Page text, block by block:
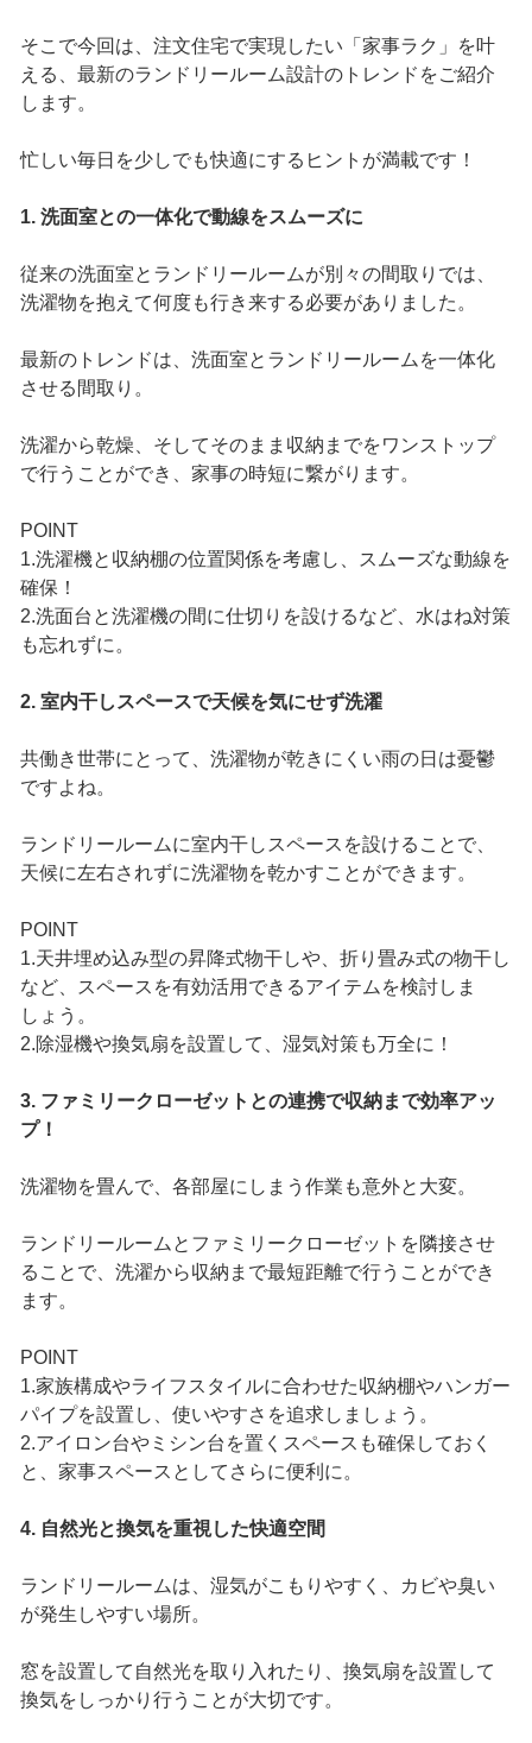
そこで今回は、注文住宅で実現したい「家事ラク」を叶
える、最新のランドリールーム設計のトレンドをご紹介
します。
忙しい毎日を少しでも快適にするヒントが満載です！
1. 洗面室との一体化で動線をスムーズに
従来の洗面室とランドリールームが別々の間取りでは、
洗濯物を抱えて何度も行き来する必要がありました。
最新のトレンドは、洗面室とランドリールームを一体化
させる間取り。
洗濯から乾燥、そしてそのまま収納までをワンストップ
で行うことができ、家事の時短に繋がります。
POINT
1.洗濯機と収納棚の位置関係を考慮し、スムーズな動線を
確保！
2.洗面台と洗濯機の間に仕切りを設けるなど、水はね対策
も忘れずに。
2. 室内干しスペースで天候を気にせず洗濯
共働き世帯にとって、洗濯物が乾きにくい雨の日は憂鬱
ですよね。
ランドリールームに室内干しスペースを設けることで、
天候に左右されずに洗濯物を乾かすことができます。
POINT
1.天井埋め込み型の昇降式物干しや、折り畳み式の物干し
など、スペースを有効活用できるアイテムを検討しま
しょう。
2.除湿機や換気扇を設置して、湿気対策も万全に！
3. ファミリークローゼットとの連携で収納まで効率アッ
プ！
洗濯物を畳んで、各部屋にしまう作業も意外と大変。
ランドリールームとファミリークローゼットを隣接させ
ることで、洗濯から収納まで最短距離で行うことができ
ます。
POINT
1.家族構成やライフスタイルに合わせた収納棚やハンガー
パイプを設置し、使いやすさを追求しましょう。
2.アイロン台やミシン台を置くスペースも確保しておく
と、家事スペースとしてさらに便利に。
4. 自然光と換気を重視した快適空間
ランドリールームは、湿気がこもりやすく、カビや臭い
が発生しやすい場所。
窓を設置して自然光を取り入れたり、換気扇を設置して
換気をしっかり行うことが大切です。